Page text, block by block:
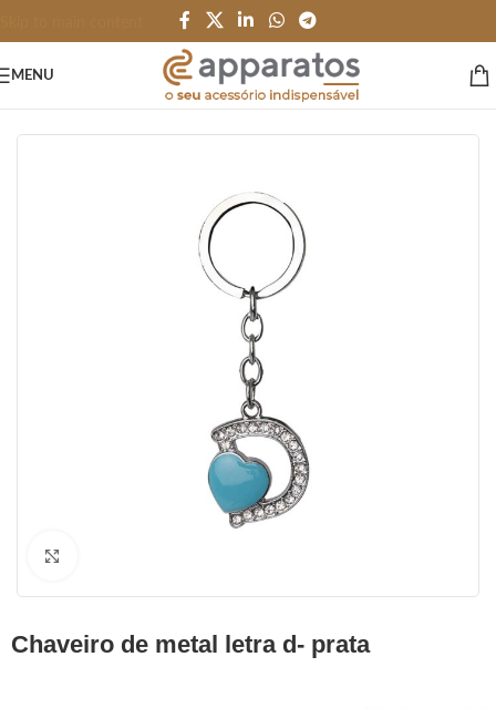
MENU
chaveiro de metal letra d- prata